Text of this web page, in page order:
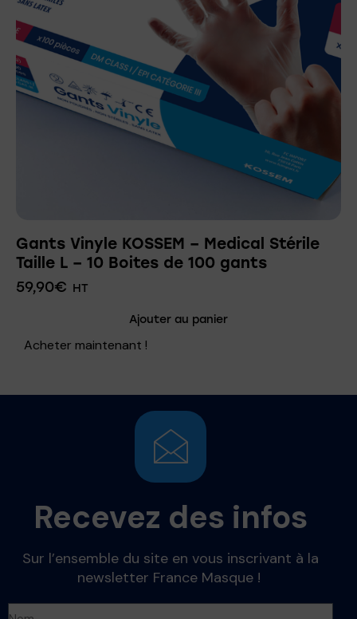
Gants Vinyle KOSSEM – Medical Stérile
Taille L – 10 Boites de 100 gants
59,90€ HT
Ajouter au panier
Acheter maintenant !
Recevez des infos
Sur l’ensemble du site en vous inscrivant à la
newsletter France Masque !